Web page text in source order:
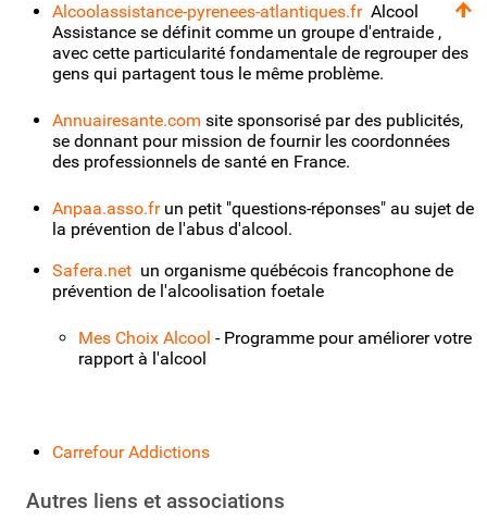
Alcoolassistance-pyrenees-atlantiques.fr Alcool
Assistance se définit comme un groupe d'entraide ,
avec cette particularité fondamentale de regrouper des
gens qui partagent tous le même problème.
Annuairesante.com site sponsorisé par des publicités,
se donnant pour mission de fournir les coordonnées
des professionnels de santé en France.
Anpaa.asso.frun petit "questions-réponses" au sujet de
la prévention de l'abus d'alcool.
Safera.net un organisme québécois francophone de
prévention de l'alcoolisation foetale
Mes Choix Alcool - Programme pour améliorer votre
rapport à l'alcool
Carrefour Addictions
Autres liens et associations